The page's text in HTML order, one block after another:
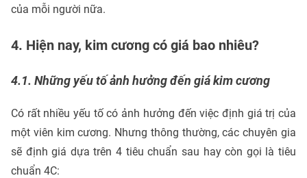
của mỗi người nữa.
4. Hiện nay, kim cương có giá bao nhiêu?
4.1. Những yếu tố ảnh hưởng đến giá kim cương
Có rất nhiều yếu tố có ảnh hưởng đến việc định giá trị của
một viên kim cương. Nhưng thông thường, các chuyên gia
sẽ định giá dựa trên 4 tiêu chuẩn sau hay còn gọi là tiêu
chuẩn 4C: